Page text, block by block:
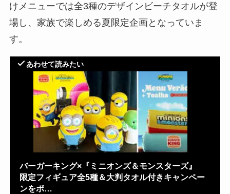
けメニューでは全3種のデザインビーチタオルが登
場し、家族で楽しめる夏限定企画となっていま
す。
あわせて読みたい
バーガーキング×『ミニオンズ＆モンスターズ』
限定フィギュア全5種＆大判タオル付きキャンペー
ンをポ…